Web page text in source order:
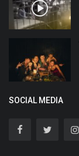
SOCIAL MEDIA